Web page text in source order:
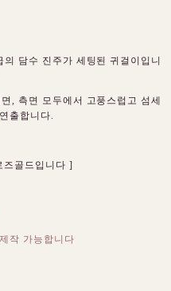
담수 진주가 세팅된 귀걸이입니
, 측면 모두에서 고풍스럽고 섬세
출합니다.
즈골드입니다 ]
작 가능합니다